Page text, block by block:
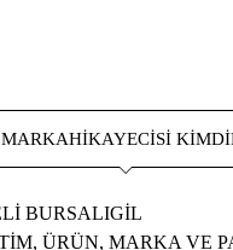
MARKAHIKAYECISI
BURSALIGİL
ÜRÜN, MARKA VE